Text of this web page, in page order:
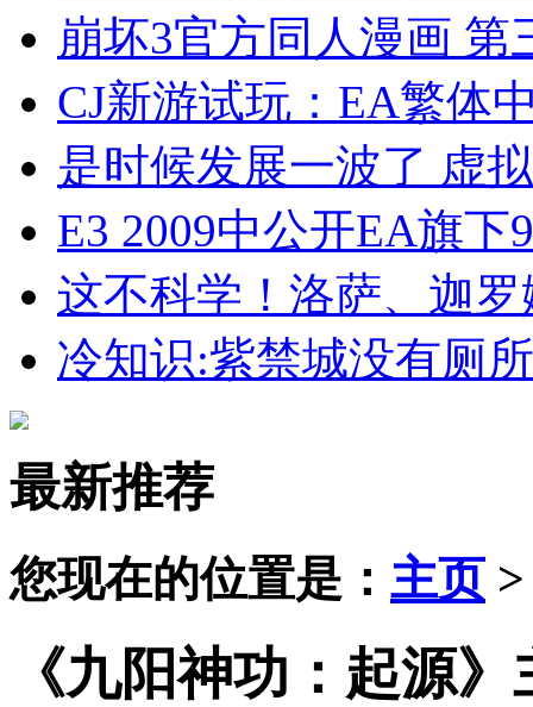
崩坏3官方同人漫画
CJ新游试玩：EA繁体
是时候发展一波了 虚
E3 2009中公开EA旗
这不科学！洛萨、迦
冷知识:紫禁城没有厕
最新推荐
您现在的位置是： 主页
《九阳神功：起源